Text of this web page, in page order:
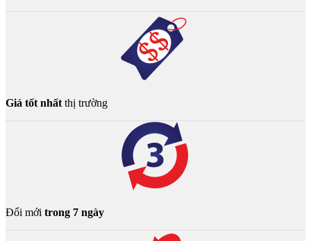
Giá tốt nhất thị trường
Đổi mới trong 7 ngày